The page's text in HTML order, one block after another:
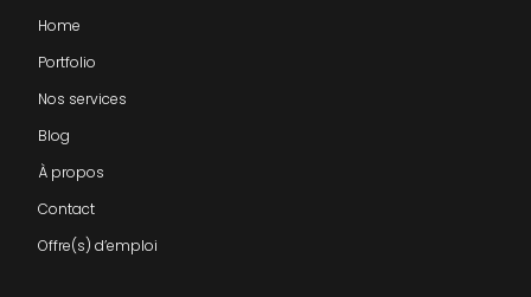
Home
Portfolio
Nos services
Blog
À propos
Contact
Offre(s) d’emploi